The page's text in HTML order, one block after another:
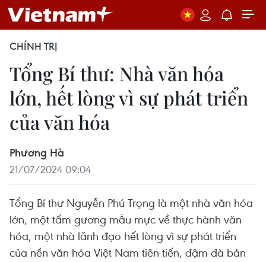
CHÍNH TRỊ
Tổng Bí thư: Nhà văn hóa
lớn, hết lòng vì sự phát triển
của văn hóa
Phương Hà
21/07/2024 09:04
Tổng Bí thư Nguyễn Phú Trọng là một nhà văn hóa
lớn, một tấm gương mẫu mực về thực hành văn
hóa, một nhà lãnh đạo hết lòng vì sự phát triển
của nền văn hóa Việt Nam tiên tiến, đậm đà bản